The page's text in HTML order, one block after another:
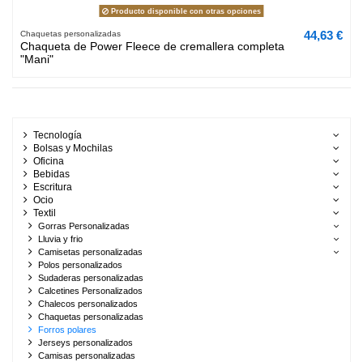
Producto disponible con otras opciones
Chaquetas personalizadas
Chaqueta de Power Fleece de cremallera completa
"Mani"
44,63 €
Tecnología
Bolsas y Mochilas
Oficina
Bebidas
Escritura
Ocio
Textil
Gorras Personalizadas
Lluvia y frio
Camisetas personalizadas
Polos personalizados
Sudaderas personalizadas
Calcetines Personalizados
Chalecos personalizados
Chaquetas personalizadas
Forros polares
Jerseys personalizados
Camisas personalizadas